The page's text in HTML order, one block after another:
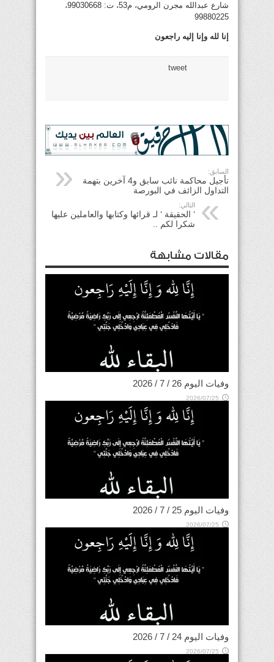
شارع عبدالله مجرن الرومي، م53، ت: 99030668،
99880225
إنا لله وإنا إليه راجعون
tweet
السابق:
تأجيل محاكمة نائب سابق و4 آخرين بتهمة
التداول الزائف في البورصة
التالي:
‘ الحقيقة ‘ لـ قرائها وكتابها والعاملين عليها
شكرا لكم ..
مقالات مشابهة
وفيات اليوم 26 / 7 / 2026
2026/07/25
وفيات اليوم 25 / 7 / 2026
2026/07/25
وفيات اليوم 24 / 7 / 2026
2026/07/25